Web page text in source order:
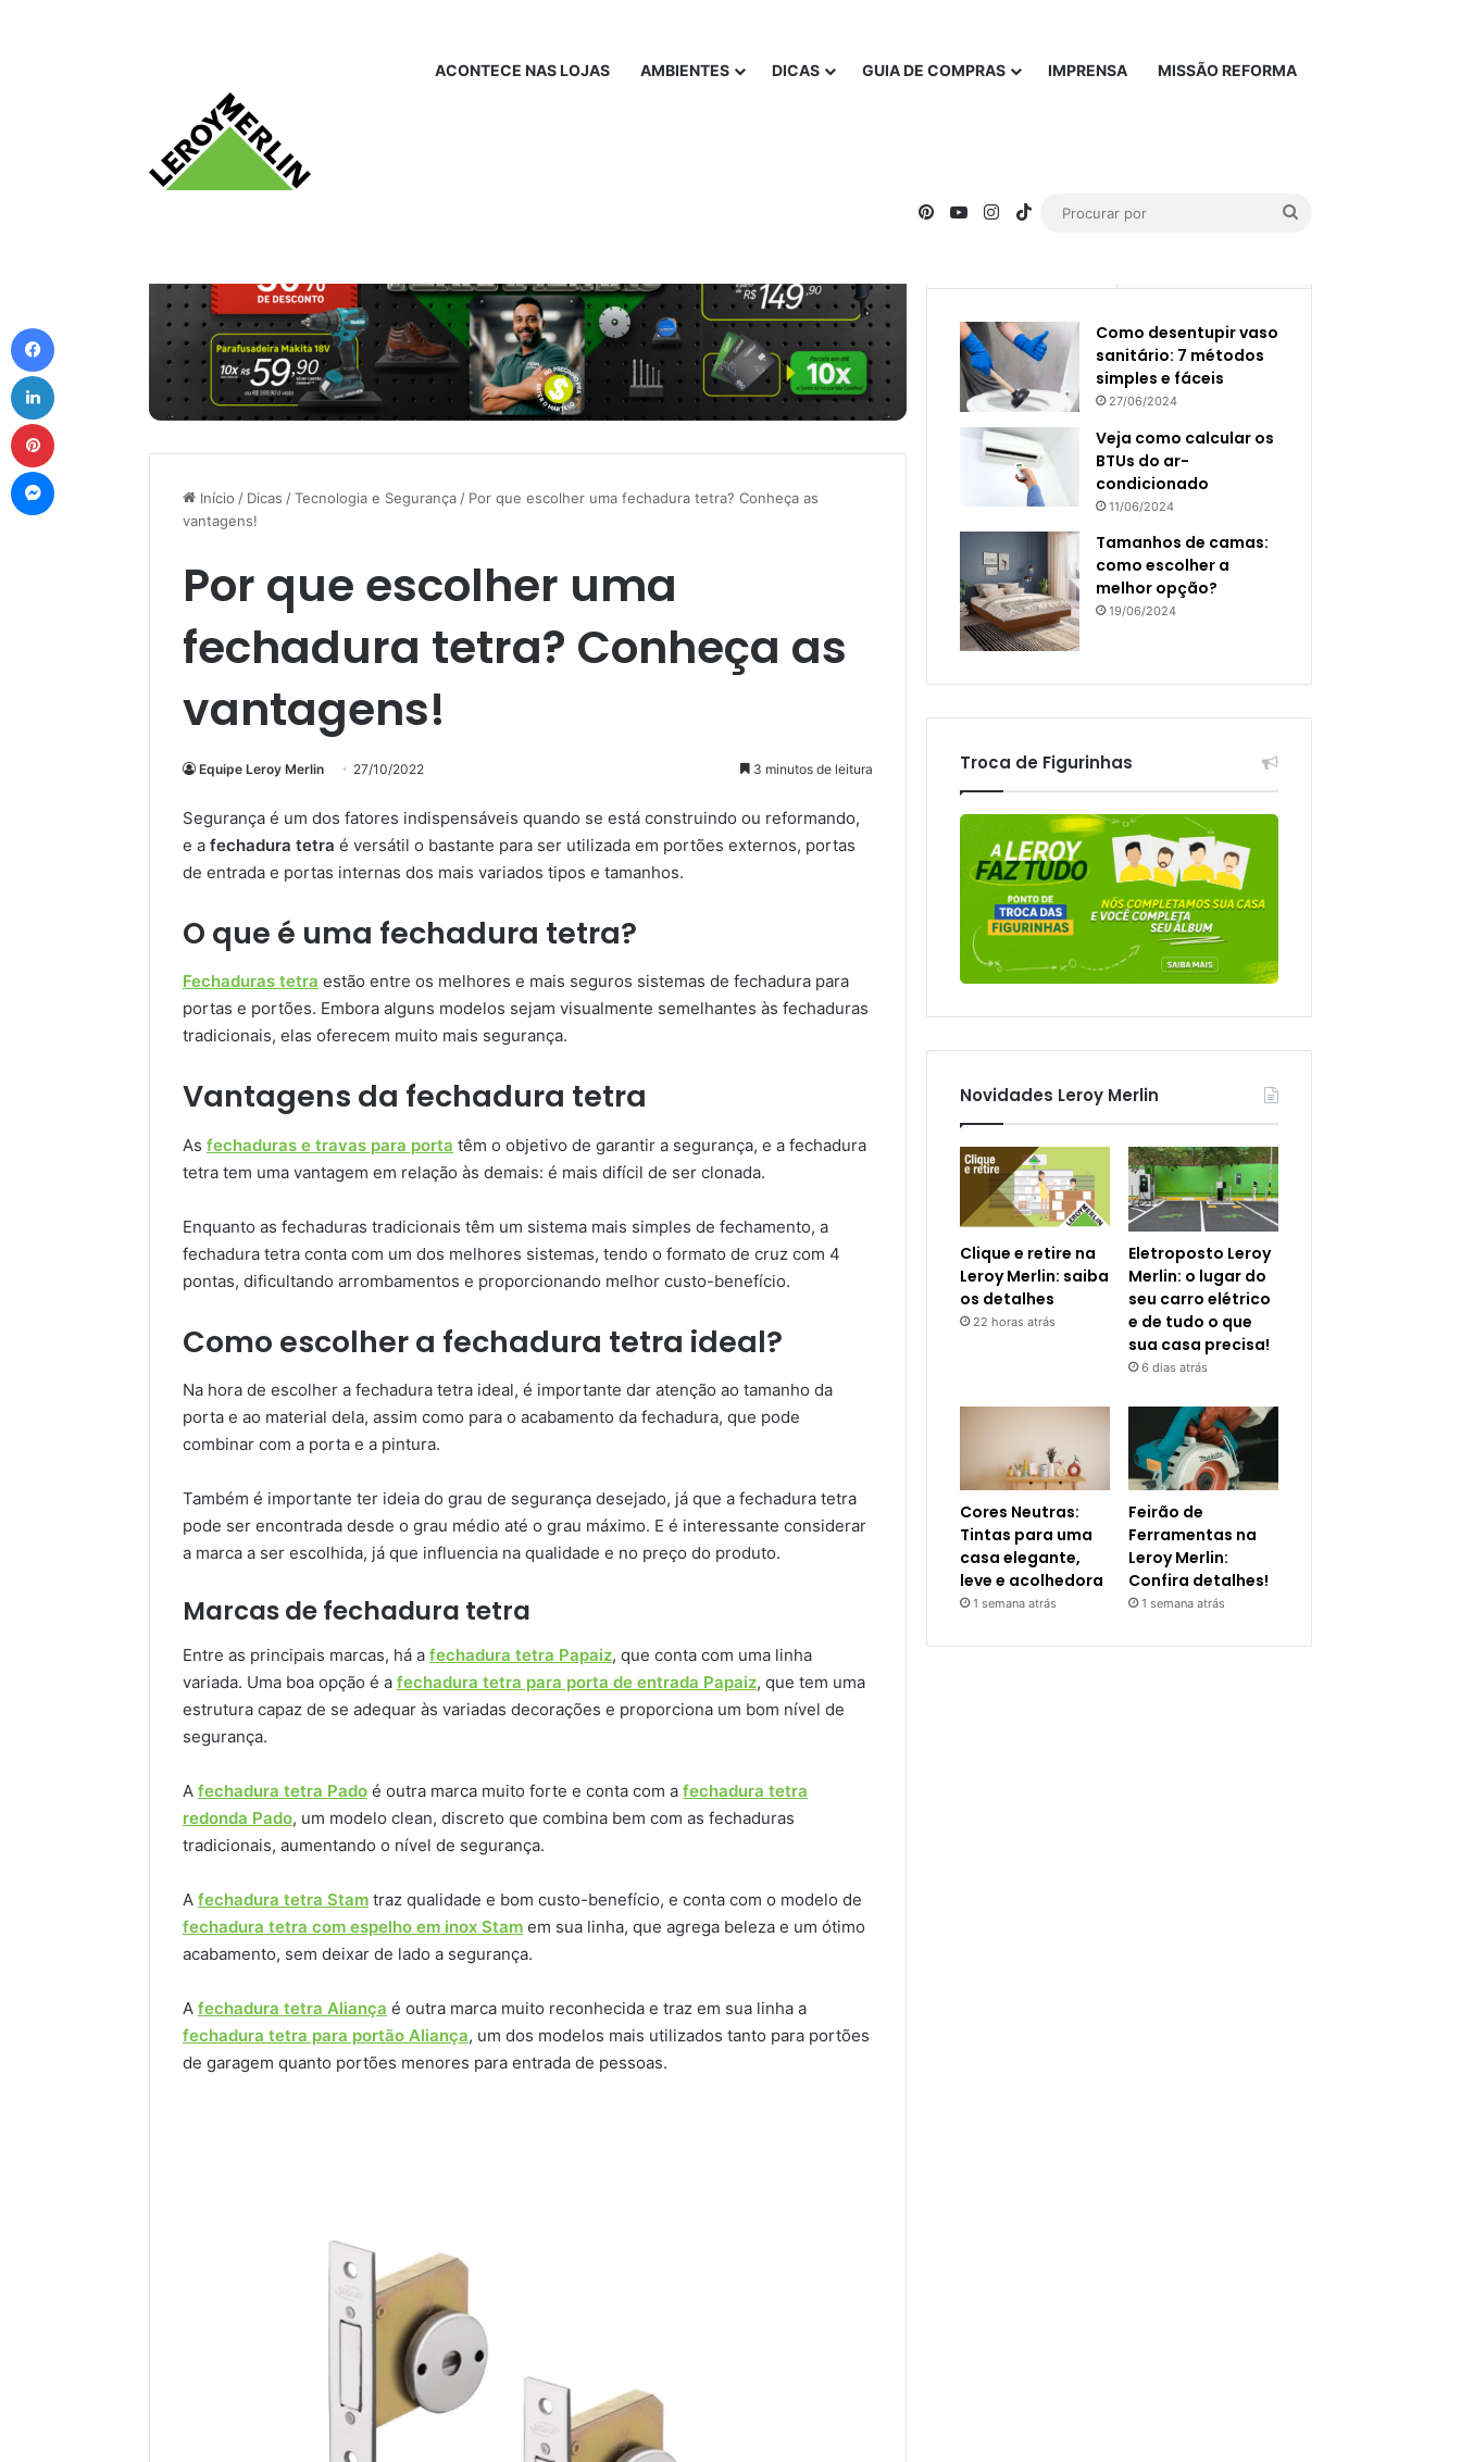
ACONTECE NAS LOJAS AMBIENTES DICAS GUIA DE COMPRAS IMPRENSA MISSÃO REFORMA
PinterestYouTubeInstagram
TikTok
Início / Dicas /Tecnologia e Segurança / Por que escolher uma fechadura tetra? Conheça as
vantagens!
Por que escolher uma
fechadura tetra? Conheça as
vantagens!
Equipe Leroy Merlin 27/10/2022 3 minutos de leitura
Segurança é um dos fatores indispensáveis quando se está construindo ou reformando,
e a fechadura tetra é versátil o bastante para ser utilizada em portões externos, portas
de entrada e portas internas dos mais variados tipos e tamanhos.
O que é uma fechadura tetra?
Fechaduras tetra estão entre os melhores e mais seguros sistemas de fechadura para
portas e portões. Embora alguns modelos sejam visualmente semelhantes às fechaduras
tradicionais, elas oferecem muito mais segurança.
Vantagens da fechadura tetra
As fechaduras e travas para porta têm o objetivo de garantir a segurança, e a fechadura
tetra tem uma vantagem em relação às demais: é mais difícil de ser clonada.
Enquanto as fechaduras tradicionais têm um sistema mais simples de fechamento, a
fechadura tetra conta com um dos melhores sistemas, tendo o formato de cruz com 4
pontas, dificultando arrombamentos e proporcionando melhor custo-benefício.
Como escolher a fechadura tetra ideal?
Na hora de escolher a fechadura tetra ideal, é importante dar atenção ao tamanho da
porta e ao material dela, assim como para o acabamento da fechadura, que pode
combinar com a porta e a pintura.
Também é importante ter ideia do grau de segurança desejado, já que a fechadura tetra
pode ser encontrada desde o grau médio até o grau máximo. E é interessante considerar
a marca a ser escolhida, já que influencia na qualidade e no preço do produto.
Marcas de fechadura tetra
Entre as principais marcas, há a fechadura tetra Papaiz, que conta com uma linha
variada. Uma boa opção é a fechadura tetra para porta de entrada Papaiz, que tem uma
estrutura capaz de se adequar às variadas decorações e proporciona um bom nível de
segurança.
A fechadura tetra Pado é outra marca muito forte e conta com a fechadura tetra
redonda Pado, um modelo clean, discreto que combina bem com as fechaduras
tradicionais, aumentando o nível de segurança.
A fechadura tetra Stam traz qualidade e bom custo-benefício, e conta com o modelo de
fechadura tetra com espelho em inox Stam em sua linha, que agrega beleza e um ótimo
acabamento, sem deixar de lado a segurança.
A fechadura tetra Aliança é outra marca muito reconhecida e traz em sua linha a
fechadura tetra para portão Aliança, um dos modelos mais utilizados tanto para portões
de garagem quanto portões menores para entrada de pessoas.
Como desentupir vaso
sanitário: 7 métodos
simples e fáceis
27/06/2024
Veja como calcular os
BTUs do ar-
condicionado
11/06/2024
Tamanhos de camas:
como escolher a
melhor opção?
19/06/2024
Troca de Figurinhas
Novidades Leroy Merlin
Clique e retire na
Leroy Merlin: saiba
os detalhes
22 horas atrás
Eletroposto Leroy
Merlin: o lugar do
seu carro elétrico
e de tudo o que
sua casa precisa!
6 dias atrás
Cores Neutras:
Tintas para uma
casa elegante,
leve e acolhedora
1 semana atrás
Feirão de
Ferramentas na
Leroy Merlin:
Confira detalhes!
1 semana atrás